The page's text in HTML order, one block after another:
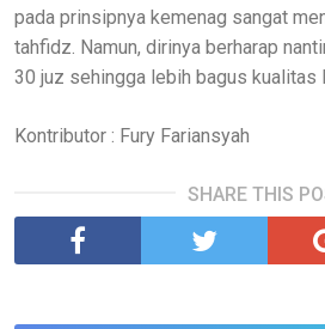
pada prinsipnya kemenag sangat
tahfidz. Namun, dirinya berharap
30 juz sehingga lebih bagus kualitas
Kontributor : Fury Fariansyah
SHARE THIS